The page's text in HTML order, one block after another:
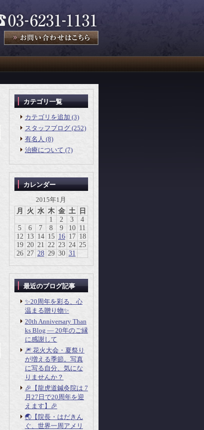
カテゴリ一覧
カテゴリを追加 (3)
スタッフブログ (252)
有名人 (8)
治療について (7)
カレンダー
2015年1月
月
火 水 木 金 土
日
1
2 3
4
5
6 7 8 9 10 11
12 13 14 15 16 17 18
19 20 21 22 23 24 25
26 27 28 29 30 31
最近のブログ記事
✨20周年を彩る、心
温まる贈り物✨
20th Anniversary Than
ks Blog ― 20年のご縁
に感謝して
🎆 花火大会・夏祭り
が増える季節。写真
に写る自分、気にな
りませんか？
🎉【龍虎道鍼灸院は 7
月27日で20周年を迎
えます】🎉
🌏【院長・はだきん
ぐ、世界一周アメリ